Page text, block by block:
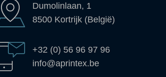
Dumolinlaan, 1
8500 Kortrijk (België)
+32 (0) 56 96 97 96
info@aprintex.be